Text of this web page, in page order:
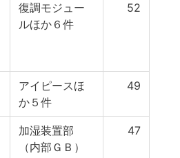
復調モジュー
ルほか６件
52
アイピースほ
か５件
49
加湿装置部
（内部ＧＢ）
47